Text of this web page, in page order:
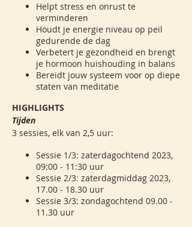
Helpt stress en onrust te
verminderen
Houdt je energie niveau op peil
gedurende de dag
Verbetert je gezondheid en brengt
je hormoon huishouding in balans
Bereidt jouw systeem voor op diepe
staten van meditatie
HIGHLIGHTS
Tijden
3 sessies, elk van 2,5 uur:
Sessie 1/3: zaterdagochtend 2023,
09:00 - 11:30 uur
Sessie 2/3: zaterdagmiddag 2023,
17.00 - 18.30 uur
Sessie 3/3: zondagochtend 09.00 -
11.30 uur